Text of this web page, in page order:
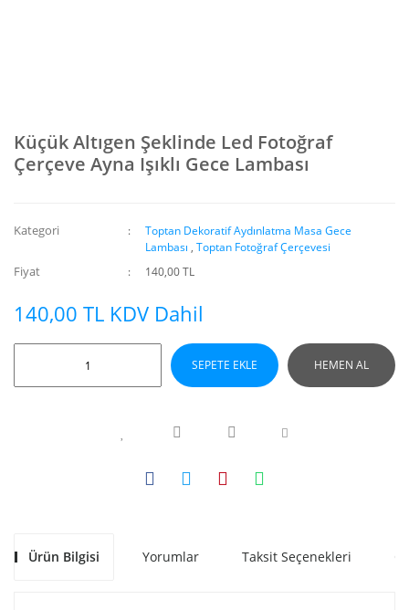
Küçük Altıgen Şeklinde Led Fotoğraf
Çerçeve Ayna Işıklı Gece Lambası
Kategori
Toptan Dekoratif Aydınlatma Masa Gece
Lambası ,Toptan Fotoğraf Çerçevesi
Fiyat 140,00 TL
140,00 TL KDV Dahil
SEPETE EKLE HEMEN AL
Ürün Bilgisi Yorumlar Taksit Seçenekleri